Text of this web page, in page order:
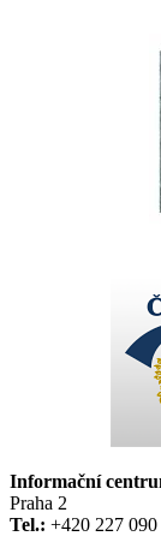
Informační
Praha 2
Tel.: +420 227